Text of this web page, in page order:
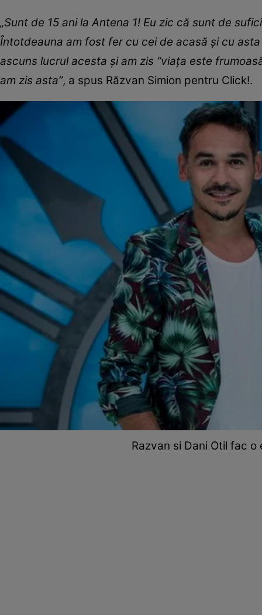
„Sunt de 15 ani la Antena 1! Eu zic că sunt de
Întotdeauna am fost fer cu cei de acasă și cu
ascuns lucrul acesta și am zis “viața este
am zis asta”, a spus Răzvan Simion pentru Click!.
Razvan si Dani Otil fac